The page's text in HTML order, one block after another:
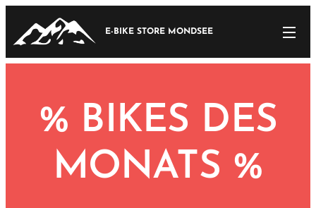
E-BIKE STORE MONDSEE
% BIKES DES
MONATS %